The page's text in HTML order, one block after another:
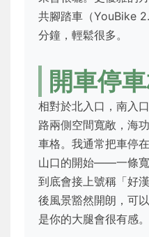
共腳踏車（YouBike
分鐘，輕鬆很多。
開車停
相對於北入口，南入
路兩側空間寬敞，海
車格。我通常把車停
山口的開始——一條
到底會接上號稱「好
後風景豁然開朗，可
是你的大腿會很有感。